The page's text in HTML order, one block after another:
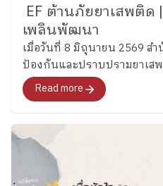
EF ต้านภัยยาเสพติด
เพลินพัฒนา
เมื่อวันที่ 8 มิถุนายน 2569 ส
ป้องกันและปราบปรามยาเส
และศึกษากระบวนการพัฒนา
ชีวิต (Executive Functions :
Read more